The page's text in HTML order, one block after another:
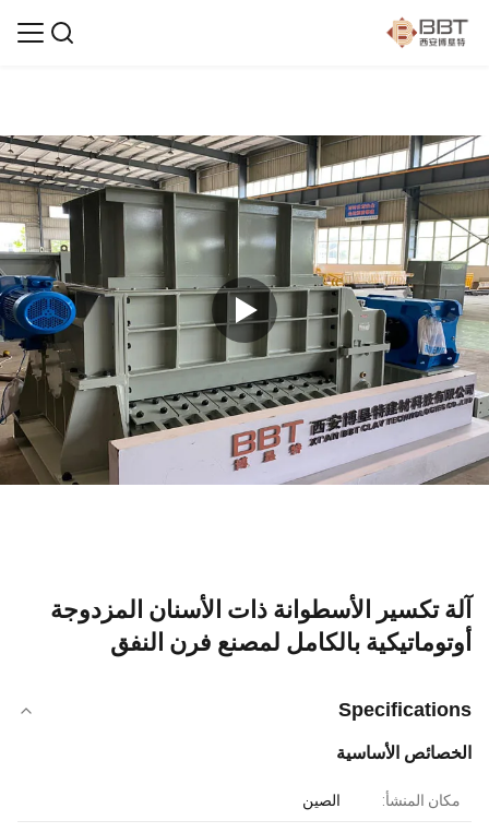
آلة تكسير الأسطوانة ذات الأسنان المزدوجة
أوتوماتيكية بالكامل لمصنع فرن النفق
Specifications
الخصائص الأساسية
مكان المنشأ: الصين